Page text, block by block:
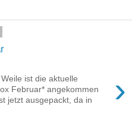
›
ist die aktuelle
Februar* angekommen
jetzt ausgepackt, da in